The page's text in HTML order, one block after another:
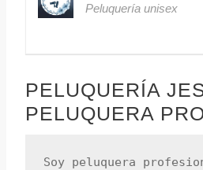
Peluquería unisex
PELUQUERÍA
PELUQUERA
Soy peluquera